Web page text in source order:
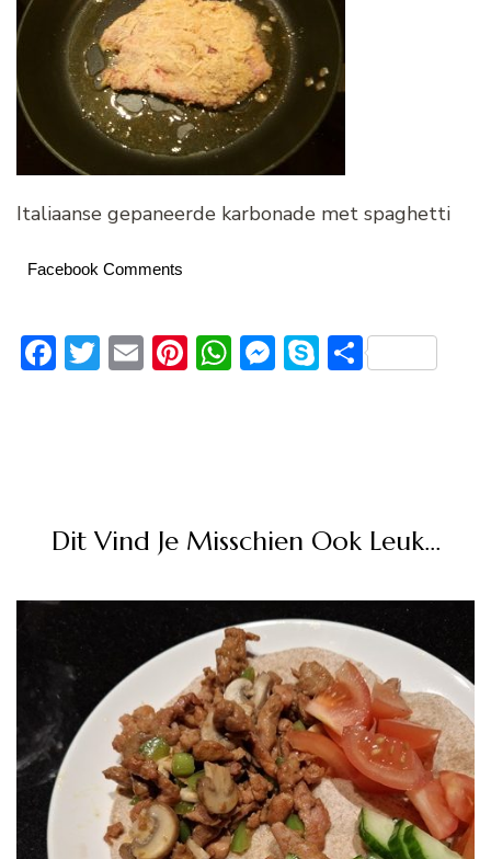
Italiaanse gepaneerde karbonade met spaghetti
Facebook Comments
Facebook
Twitter
EmailPinterest
WhatsApp
Messenger
Skype
Delen
Dit Vind Je Misschien Ook Leuk...